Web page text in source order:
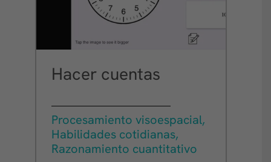
Hacer cuentas
Procesamiento visoespacial,
Habilidades cotidianas,
Razonamiento cuantitativo